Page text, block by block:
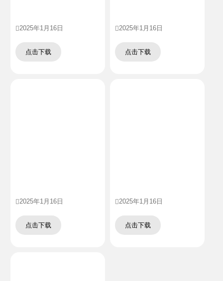
2025年1月16日
点击下载
2025年1月16日
点击下载
2025年1月16日
点击下载
2025年1月16日
点击下载